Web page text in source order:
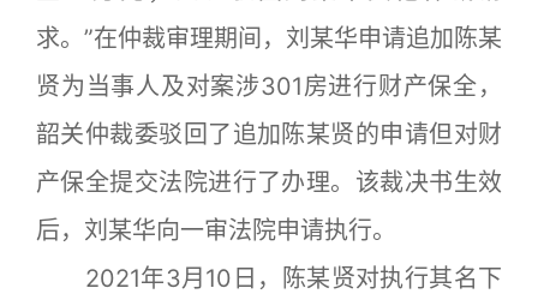
求。”在仲裁审理期间，刘某华申请追加陈某
贤为当事人及对案涉301房进行财产保全，
韶关仲裁委驳回了追加陈某贤的申请但对财
产保全提交法院进行了办理。该裁决书生效
后，刘某华向一审法院申请执行。
2021年3月10日，陈某贤对执行其名下